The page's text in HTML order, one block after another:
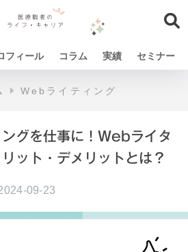
フィール コラム 実績 セミナー
Webライティング
グを仕事に！Webライタ
ット・デメリットとは？
09-23